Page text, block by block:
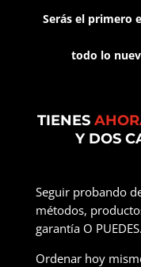
Serás el primero
todo lo
TIENES
Y DOS
Seguir probando
métodos,
garantía O
Ordenar hoy